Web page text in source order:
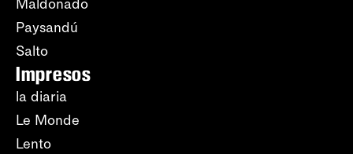
Maldonado
Paysandú
Salto
Impresos
la diaria
Le Monde
Lento